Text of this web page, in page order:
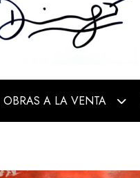
OBRAS A LA VENTA